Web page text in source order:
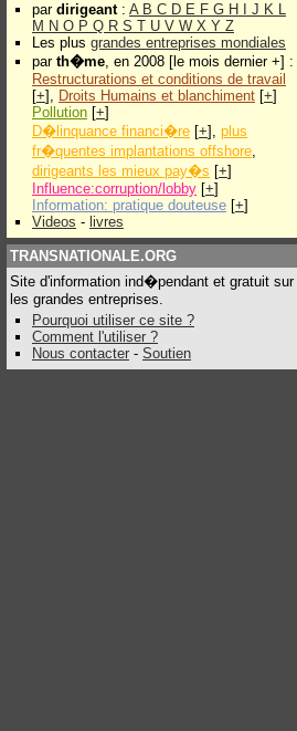
par dirigeant: A B C D E F G H J K L
M N O P Q R S T U V W X Y Z
Les plus grandes entreprises mondiales
par th�me, en 2008 [le mois dernier +] :
Restructurations et conditions de travail
[+], Droits Humains et blanchiment [+]
Pollution [+]
D�linquance financi�re [+], plus
fr�quentes implantations offshore,
dirigeants les mieux pay�s [+]
Influence:corruption/lobby [+]
Information: pratique douteuse [+]
Videos - livres
TRANSNATIONALE.ORG
Site d'information ind�pendant et gratuit sur
les grandes entreprises.
Pourquoi utiliser ce site ?
Comment l'utiliser ?
Nous contacter - Soutien